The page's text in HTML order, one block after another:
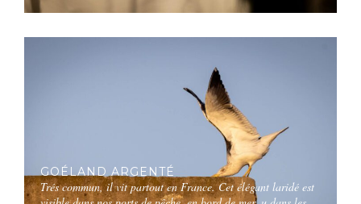
GOÉLAND ARGENTÉ
Trés commun, il vit partout en France. Cet élégant laridé est